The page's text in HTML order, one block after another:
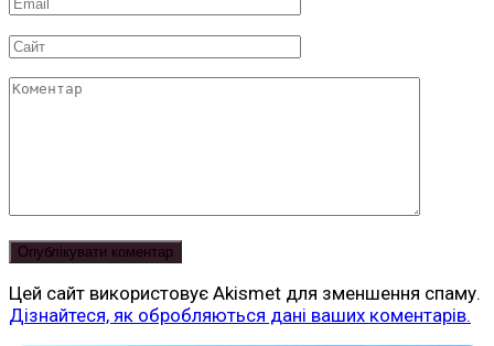
*
Сайт
Коментар
Цей сайт використовує Akismet для зменшення спаму.
Дізнайтеся, як обробляються дані ваших коментарів.